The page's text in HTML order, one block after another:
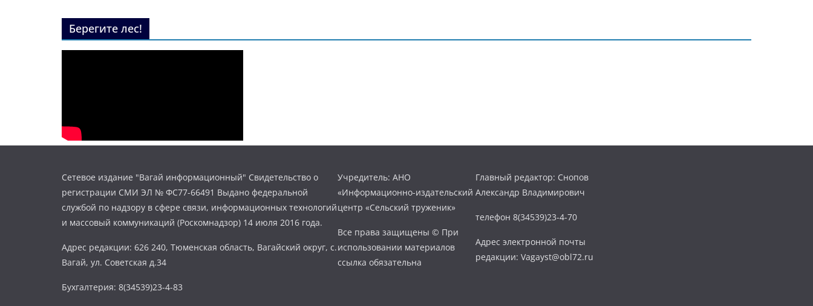
Берегите лес!
Сетевое издание "Вагай информационный" Свидетельство о
регистрации СМИ ЭЛ № ФС77-66491 Выдано федеральной
службой по надзору в сфере связи, информационных технологий
и массовый коммуникаций (Роскомнадзор) 14 июля 2016 года.
Адрес редакции: 626 240, Тюменская область, Вагайский округ, с.
Вагай, ул. Советская д.34
Бухгалтерия: 8(34539)23-4-83
Учредитель: АНО
«Информационно-издательский
центр «Сельский труженик»
Все права защищены © При
использовании материалов
ссылка обязательна
Главный редактор: Снопов
Александр Владимирович
телефон 8(34539)23-4-70
Адрес электронной почты
редакции: Vagayst@obl72.ru